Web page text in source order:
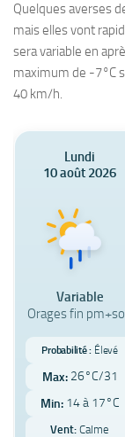
Quelques averses
mais elles vont
sera variable en
maximum de -7°C
40 km/h.
Lundi
10 août 2026
Variable
Orages fin
Probabilité : Élevé
Max: 26°C/31
Min: 14 à 17°C
Vent: Calme